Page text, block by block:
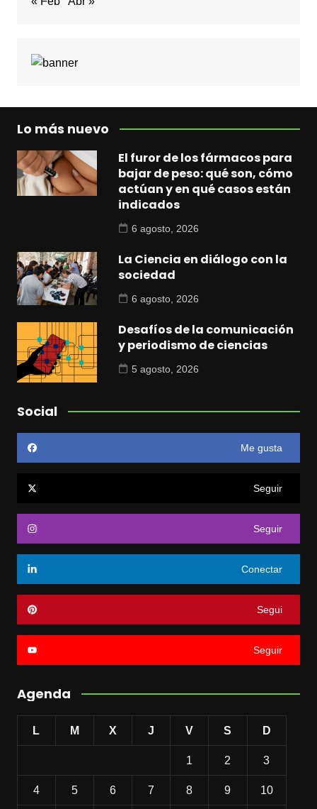
Lo más nuevo
El furor de los fármacos para
bajar de peso: qué son, cómo
actúan y en qué casos están
indicados
6 agosto, 2026
La Ciencia en diálogo con la
sociedad
6 agosto, 2026
Desafíos de la comunicación
y periodismo de ciencias
5 agosto, 2026
Social
Me gusta
Seguir
Seguir
Conectar
Segui
Seguir
Agenda
L M X J V S D
1 2 3
4 5 6 7 8 9 10